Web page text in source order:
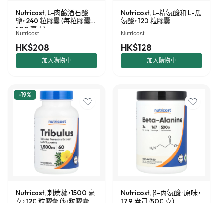
Nutricost, L-肉鹼酒石酸
鹽，240 粒膠囊（每粒膠囊
500 毫克）
Nutricost
HK$208
加入購物車
Nutricost, L-精氨酸和 L-瓜
氨酸，120 粒膠囊
Nutricost
HK$128
加入購物車
-19%
Nutricost, 刺蒺藜，1500 毫
克，120 粒膠囊（每粒膠囊
Nutricost, β-丙氨酸，原味，
17.9 盎司（500 克）